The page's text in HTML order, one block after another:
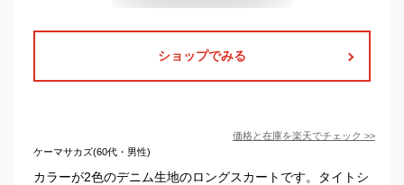
ショップでみる
価格と在庫を楽天でチェック >>
ケーマサカズ(60代・男性)
カラーが2色のデニム生地のロングスカートです。タイトシ